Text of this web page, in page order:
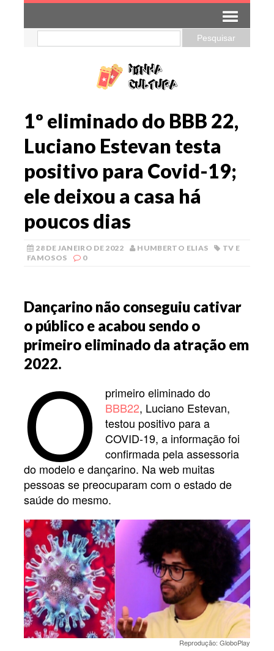
1º eliminado do BBB 22,
Luciano Estevan testa
positivo para Covid-19;
ele deixou a casa há
poucos dias
28 DE JANEIRO DE 2022 HUMBERTO ELIAS
TV E
FAMOSOS
0
Dançarino não conseguiu cativar
o público e acabou sendo o
primeiro eliminado da atração em
2022.
O
primeiro eliminado do
BBB22, Luciano Estevan,
testou positivo para a
COVID-19, a informação foi
confirmada pela assessoria
do modelo e dançarino. Na web muitas
pessoas se preocuparam com o estado de
saúde do mesmo.
Reprodução: GloboPlay